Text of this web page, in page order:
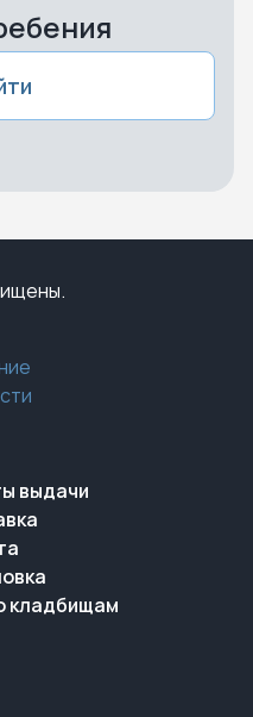
выдачи
кладбищам